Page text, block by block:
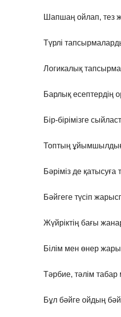
Шапшаң ойлап, тез
Түрлі
Логикалық
Барлық есептердің
Бір-бірімізге
Топтың
Бәріміз де қатысуға
Бәйгеге түсіп
Жүйріктің бағы
Білім мен өнер
Тәрбие, тәлім табар
Бұл бәйге ойдың